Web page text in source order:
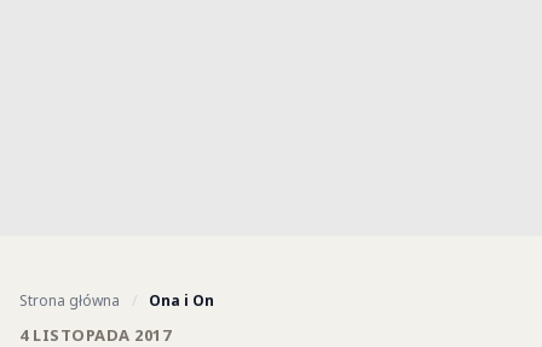
Strona główna / Ona i On
4 LISTOPADA 2017